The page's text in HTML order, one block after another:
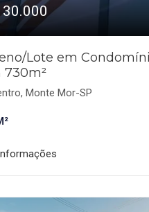
Lote em
730m²
Monte Mor-SP